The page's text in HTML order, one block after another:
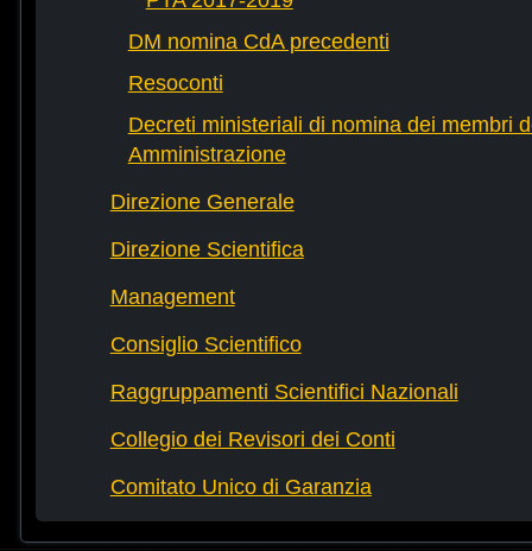
DM nomina CdA precedenti
Resoconti
Decreti ministeriali di nomina dei membri
Amministrazione
Direzione Generale
Direzione Scientifica
Management
Consiglio Scientifico
Raggruppamenti Scientifici Nazionali
Collegio dei Revisori dei Conti
Comitato Unico di Garanzia